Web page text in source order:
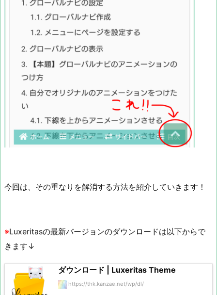
今回は、その重なりを解消する方法を紹介していきます！
※Luxeritasの最新バージョンのダウンロードは以下からで
きます↓
ダウンロード | Luxeritas Theme
https://thk.kanzae.net/wp/dl/